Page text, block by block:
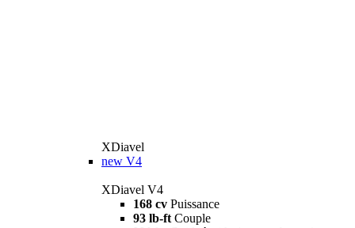
XDiavel
new V4
XDiavel V4
168 cv Puissance
93 lb-ft Couple